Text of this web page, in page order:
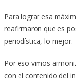
Para lograr esa
reafirmaron que es
periodística, lo mejor.
Por eso vimos
con el contenido del